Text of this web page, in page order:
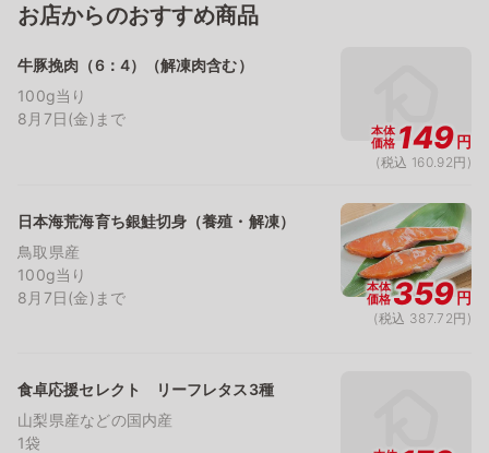
お店からのおすすめ商品
牛豚挽肉（6：4）（解凍肉含む）
100g当り
8月7日(金)まで
本体
価格 149円
(税込 160.92円)
日本海荒海育ち銀鮭切身（養殖・解凍）
鳥取県産
100g当り
8月7日(金)まで
本体
価格359円
(税込 387.72円)
食卓応援セレクト リーフレタス3種
山梨県産などの国内産
1袋